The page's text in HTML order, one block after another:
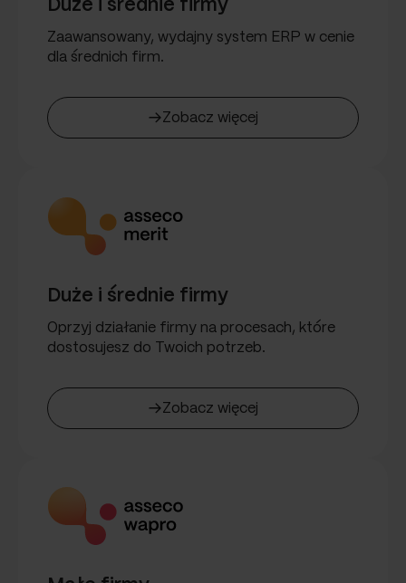
Duże i średnie firmy
Zaawansowany, wydajny system ERP w cenie
dla średnich firm.
Zobacz więcej
Duże i średnie firmy
Oprzyj działanie firmy na procesach, które
dostosujesz do Twoich potrzeb.
Zobacz więcej